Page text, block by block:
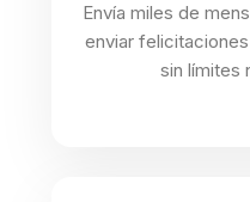
Envía miles de
enviar
sin límites